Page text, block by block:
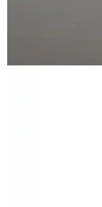
Apple
iPhone 13 Pro